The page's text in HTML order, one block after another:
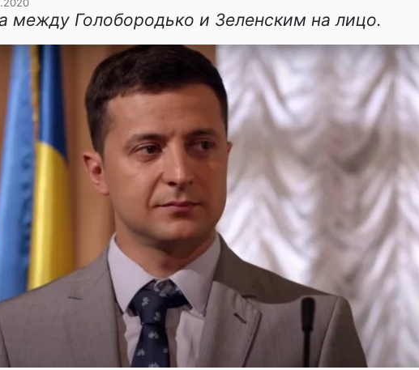
между Голобородько и Зеленским на лицо.